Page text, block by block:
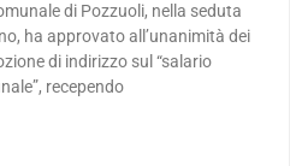
di Pozzuoli, nella seduta
ha approvato all’unanimità dei
di indirizzo sul “salario
recependo